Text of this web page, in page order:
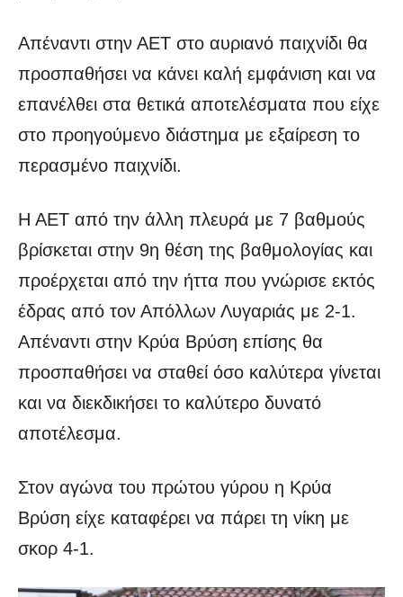
Απέναντι στην ΑΕΤ στο αυριανό παιχνίδι θα
προσπαθήσει να κάνει καλή εμφάνιση και να
επανέλθει στα θετικά αποτελέσματα που είχε
στο προηγούμενο διάστημα με εξαίρεση το
περασμένο παιχνίδι.
Η ΑΕΤ από την άλλη πλευρά με 7 βαθμούς
βρίσκεται στην 9η θέση της βαθμολογίας και
προέρχεται από την ήττα που γνώρισε εκτός
έδρας από τον Απόλλων Λυγαριάς με 2-1.
Απέναντι στην Κρύα Βρύση επίσης θα
προσπαθήσει να σταθεί όσο καλύτερα γίνεται
και να διεκδικήσει το καλύτερο δυνατό
αποτέλεσμα.
Στον αγώνα του πρώτου γύρου η Κρύα
Βρύση είχε καταφέρει να πάρει τη νίκη με
σκορ 4-1.